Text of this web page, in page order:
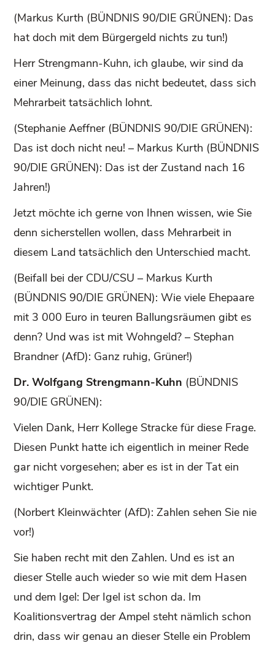
(Markus Kurth (BÜNDNIS 90/DIE GRÜNEN): Das
hat doch mit dem Bürgergeld nichts zu tun!)
Herr Strengmann-Kuhn, ich glaube, wir sind da
einer Meinung, dass das nicht bedeutet, dass sich
Mehrarbeit tatsächlich lohnt.
(Stephanie Aeffner (BÜNDNIS 90/DIE GRÜNEN):
Das ist doch nicht neu! – Markus Kurth (BÜNDNIS
90/DIE GRÜNEN): Das ist der Zustand nach 16
Jahren!)
Jetzt möchte ich gerne von Ihnen wissen, wie Sie
denn sicherstellen wollen, dass Mehrarbeit in
diesem Land tatsächlich den Unterschied macht.
(Beifall bei der CDU/CSU – Markus Kurth
(BÜNDNIS 90/DIE GRÜNEN): Wie viele Ehepaare
mit 3 000 Euro in teuren Ballungsräumen gibt es
denn? Und was ist mit Wohngeld? – Stephan
Brandner (AfD): Ganz ruhig, Grüner!)
Dr. Wolfgang Strengmann-Kuhn (BÜNDNIS
90/DIE GRÜNEN):
Vielen Dank, Herr Kollege Stracke für diese Frage.
Diesen Punkt hatte ich eigentlich in meiner Rede
gar nicht vorgesehen; aber es ist in der Tat ein
wichtiger Punkt.
(Norbert Kleinwächter (AfD): Zahlen sehen Sie nie
vor!)
Sie haben recht mit den Zahlen. Und es ist an
dieser Stelle auch wieder so wie mit dem Hasen
und dem Igel: Der Igel ist schon da. Im
Koalitionsvertrag der Ampel steht nämlich schon
drin, dass wir genau an dieser Stelle ein Problem